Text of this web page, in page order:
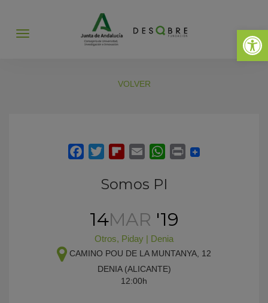
Abrir
Abrir
VOLVER
Somos PI
14MAR '19
Otros, Piday | Denia
CAMINO POU DE LA MUNTANYA, 12
DENIA (ALICANTE)
12:00h